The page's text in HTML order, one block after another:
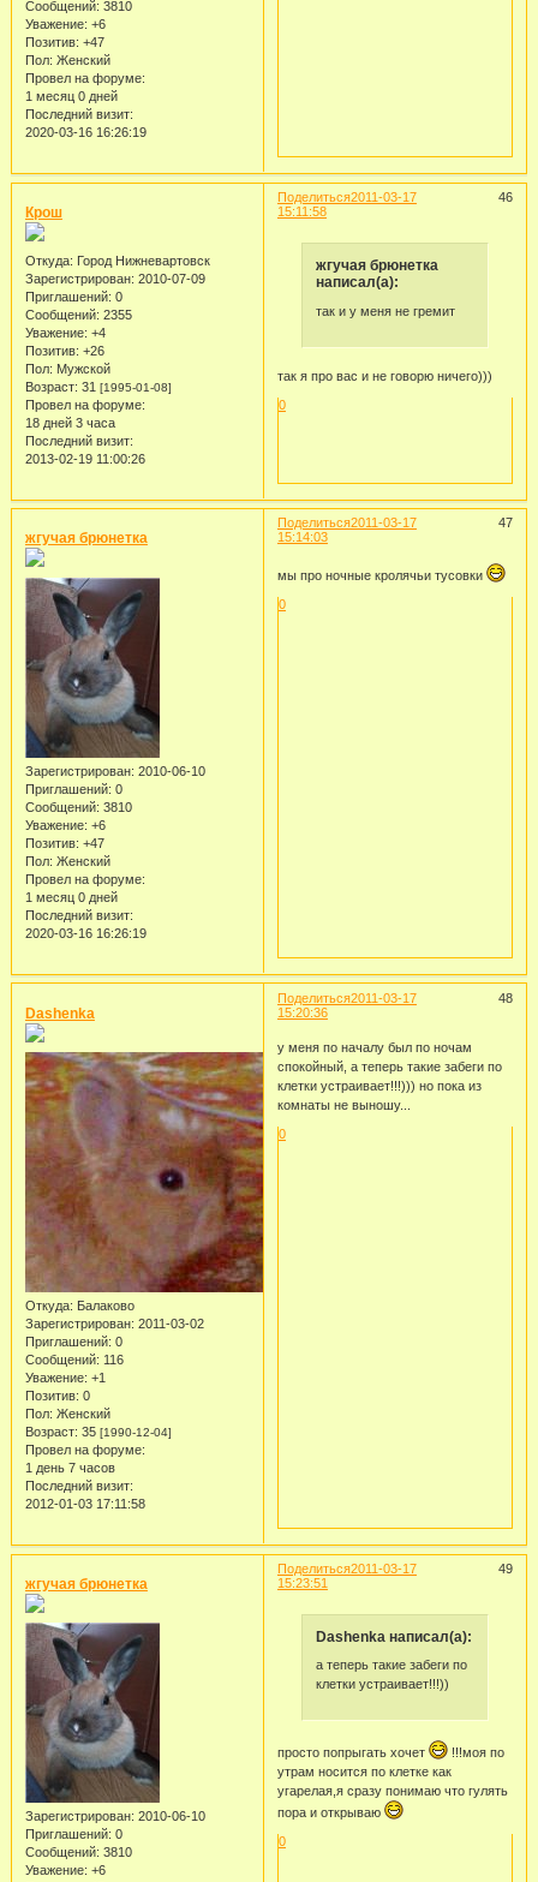
Сообщений: 3810
Уважение: +6
Позитив: +47
Пол: Женский
Провел на форуме:
1 месяц 0 дней
Последний визит:
2020-03-16 16:26:19
Поделиться 46
2011-03-17
15:11:58
Крош
Откуда: Город Нижневартовск
Зарегистрирован: 2010-07-09
Приглашений: 0
Сообщений: 2355
Уважение: +4
Позитив: +26
Пол: Мужской
Возраст: 31 [1995-01-08]
Провел на форуме:
18 дней 3 часа
Последний визит:
2013-02-19 11:00:26
жгучая брюнетка
написал(а):
так и у меня не гремит
так я про вас и не говорю ничего)))
0
Поделиться 47
2011-03-17
15:14:03
жгучая брюнетка
Зарегистрирован: 2010-06-10
Приглашений: 0
Сообщений: 3810
Уважение: +6
Позитив: +47
Пол: Женский
Провел на форуме:
1 месяц 0 дней
Последний визит:
2020-03-16 16:26:19
мы про ночные кролячьи тусовки
0
Поделиться 48
2011-03-17
15:20:36
Dashenka
Откуда: Балаково
Зарегистрирован: 2011-03-02
Приглашений: 0
Сообщений: 116
Уважение: +1
Позитив: 0
Пол: Женский
Возраст: 35 [1990-12-04]
Провел на форуме:
1 день 7 часов
Последний визит:
2012-01-03 17:11:58
у меня по началу был по ночам
спокойный, а теперь такие забеги по
клетки устраивает!!!))) но пока из
комнаты не выношу...
0
Поделиться 49
2011-03-17
15:23:51
жгучая брюнетка
Зарегистрирован: 2010-06-10
Приглашений: 0
Сообщений: 3810
Уважение: +6
Dashenka написал(а):
а теперь такие забеги по
клетки устраивает!!!))
просто попрыгать хочет
!!!моя по
утрам носится по клетке как
угарелая,я сразу понимаю что гулять
пора и открываю
0